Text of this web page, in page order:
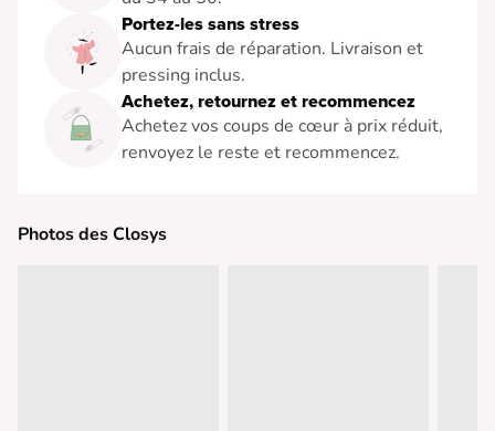
Portez-les sans stress
Aucun frais de réparation. Livraison et
pressing inclus.
Achetez, retournez et recommencez
Achetez vos coups de cœur à prix réduit,
renvoyez le reste et recommencez.
Photos des Closys